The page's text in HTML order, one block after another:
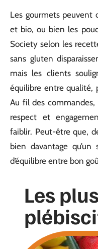
Les gourmets peuvent
et bio, ou bien les
Society selon les
sans gluten
mais les clients
équilibre entre qualité,
Au fil des
respect et
faiblir. Peut-être que,
bien davantage
d’équilibre entre bon
Les plus